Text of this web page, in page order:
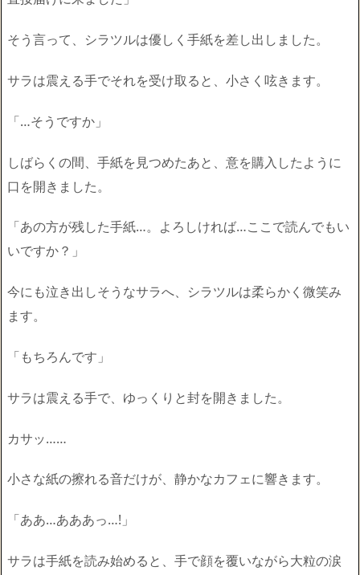
そう言って、シラツルは優しく手紙を差し出しました。
サラは震える手でそれを受け取ると、小さく呟きます。
「…そうですか」
しばらくの間、手紙を見つめたあと、意を購入したように
口を開きました。
「あの方が残した手紙…。よろしければ…ここで読んでもい
いですか？」
今にも泣き出しそうなサラへ、シラツルは柔らかく微笑み
ます。
「もちろんです」
サラは震える手で、ゆっくりと封を開きました。
カサッ……
小さな紙の擦れる音だけが、静かなカフェに響きます。
「ああ…あああっ…!」
サラは手紙を読み始めると、手で顔を覆いながら大粒の涙